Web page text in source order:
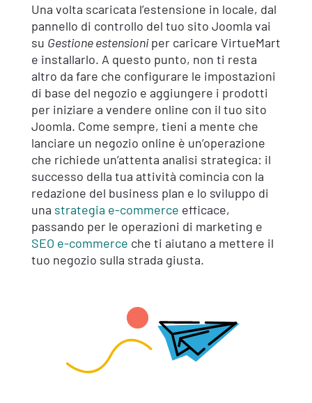
Una volta scaricata l’estensione in locale, dal
pannello di controllo del tuo sito Joomla vai
su Gestione estensioniper caricare VirtueMart
e installarlo. A questo punto, non ti resta
altro da fare che configurare le impostazioni
di base del negozio e aggiungere i prodotti
per iniziare a vendere online con il tuo sito
Joomla. Come sempre, tieni a mente che
lanciare un negozio online è un’operazione
che richiede un’attenta analisi strategica: il
successo della tua attività comincia con la
redazione del business plan e lo sviluppo di
una strategia e-commerce efficace,
passando per le operazioni di marketing e
SEO e-commerce che ti aiutano a mettere il
tuo negozio sulla strada giusta.